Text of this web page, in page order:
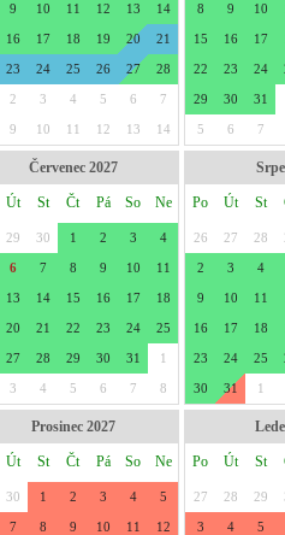
9 10 11 12 13 14
16 17 18 19 20 21
23 24 25 26 27 28
2 3 4 5 6 7
9 10 11 12 13 14
8 9 10
15 16 17
22 23 24
29 30 31
5 6 7
Červenec 2027
Út St Čt Pá So Ne
29 30 1 2 3 4
6 7 8 9 10 11
13 14 15 16 17 18
20 21 22 23 24 25
27 28 29 30 31 1
3 4 5 6 7 8
Po Út St
26 27 28
2 3 4
9 10 11
16 17 18
23 24 25
30 31 1
Prosinec 2027
Út St Čt Pá So Ne
30 1 2 3 4 5
7 8 9 10 11 12
Po Út St
27 28 29
3 4 5